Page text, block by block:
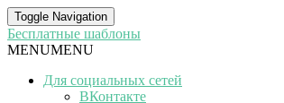
Toggle Navigation
Бесплатные шаблоны
MENUMENU
Для социальных сетей
ВКонтакте